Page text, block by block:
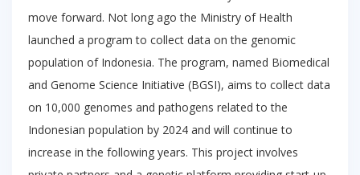
move forward. Not long ago the Ministry of Health
launched a program to collect data on the genomic
population of Indonesia. The program, named Biomedical
and Genome Science Initiative (BGSI), aims to collect data
on 10,000 genomes and pathogens related to the
Indonesian population by 2024 and will continue to
increase in the following years. This project involves